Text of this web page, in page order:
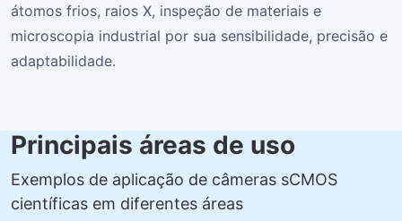
átomos frios, raios X, inspeção de materiais e
microscopia industrial por sua sensibilidade, precisão e
adaptabilidade.
Principais áreas de uso
Exemplos de aplicação de câmeras sCMOS
científicas em diferentes áreas